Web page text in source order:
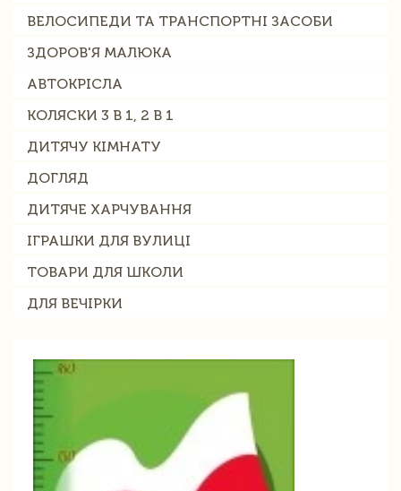
ВЕЛОСИПЕДИ ТА ТРАНСПОРТНІ ЗАСОБИ
ЗДОРОВ'Я МАЛЮКА
АВТОКРІСЛА
КОЛЯСКИ 3 В 1, 2 В 1
ДИТЯЧУ КІМНАТУ
ДОГЛЯД
ДИТЯЧЕ ХАРЧУВАННЯ
ІГРАШКИ ДЛЯ ВУЛИЦІ
ТОВАРИ ДЛЯ ШКОЛИ
ДЛЯ ВЕЧІРКИ